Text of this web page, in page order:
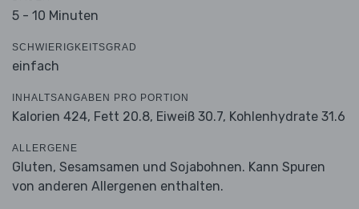
5 - 10 Minuten
SCHWIERIGKEITSGRAD
einfach
INHALTSANGABEN PRO PORTION
Kalorien 424, Fett 20.8, Eiweiß 30.7, Kohlenhydrate 31.6
ALLERGENE
Gluten, Sesamsamen und Sojabohnen. Kann Spuren
von anderen Allergenen enthalten.